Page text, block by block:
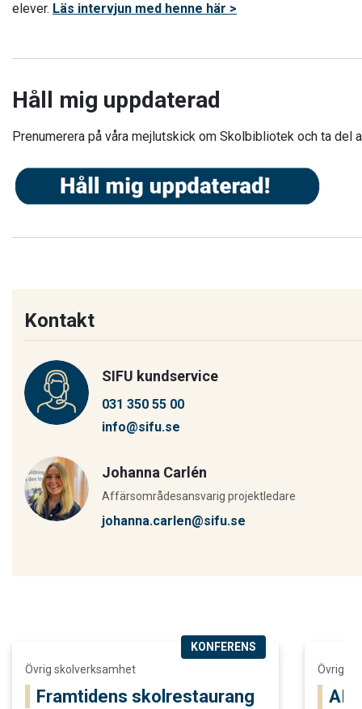
elever. Läs intervjun med henne här >
Håll mig uppdaterad
Prenumerera på våra mejlutskick om Skolbibliotek och ta del
Kontakt
SIFU kundservice
031 350 55 00
info@sifu.se
Johanna Carlén
Affärsområdesansvarig projektledare
johanna.carlen@sifu.se
Läs mer och boka Framtidens skolrestaurang
KONFERENS
Övrig skolverksamhet
Framtidens skolrestaurang
Övrig
AI i